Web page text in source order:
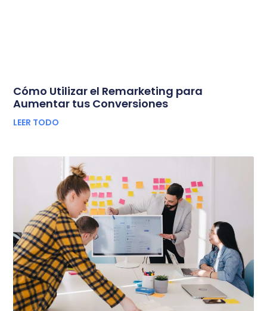
Cómo Utilizar el Remarketing para
Aumentar tus Conversiones
LEER TODO